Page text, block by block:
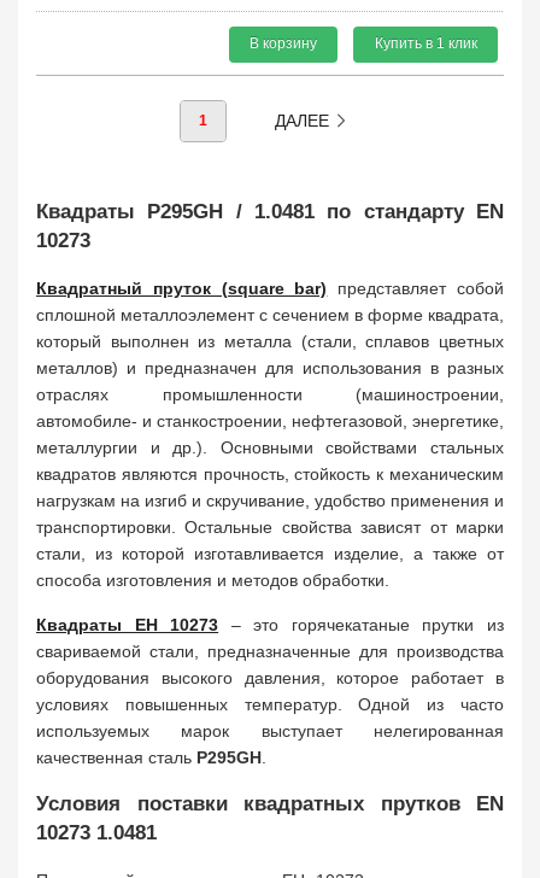
В корзину Купить в 1 клик
1 ДАЛЕЕ
Квадраты P295GH / 1.0481 по стандарту EN
10273
Квадратный пруток (square bar) представляет собой
сплошной металлоэлемент с сечением в форме квадрата,
который выполнен из металла (стали, сплавов цветных
металлов) и предназначен для использования в разных
отраслях промышленности (машиностроении,
автомобиле- и станкостроении, нефтегазовой, энергетике,
металлургии и др.). Основными свойствами стальных
квадратов являются прочность, стойкость к механическим
нагрузкам на изгиб и скручивание, удобство применения и
транспортировки. Остальные свойства зависят от марки
стали, из которой изготавливается изделие, а также от
способа изготовления и методов обработки.
Квадраты ЕН 10273 – это горячекатаные прутки из
свариваемой стали, предназначенные для производства
оборудования высокого давления, которое работает в
условиях повышенных температур. Одной из часто
используемых марок выступает нелегированная
качественная сталь P295GH
Условия поставки квадратных прутков EN
10273 1.0481